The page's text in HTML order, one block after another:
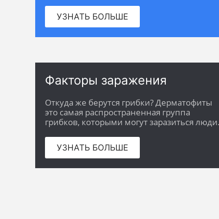
УЗНАТЬ БОЛЬШЕ
Факторы заражения
Откуда же берутся грибки? Дерматофиты
это самая распространенная группа
грибков, которыми могут заразиться
УЗНАТЬ БОЛЬШЕ